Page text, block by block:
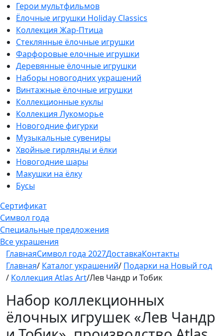
Герои мультфильмов
Ёлочные игрушки Holiday Classics
Коллекция Жар-Птица
Стеклянные ёлочные игрушки
Фарфоровые елочные игрушки
Деревянные ёлочные игрушки
Наборы новогодних украшений
Винтажные ёлочные игрушки
Коллекционные куклы
Коллекция Лукоморье
Новогодние фигурки
Музыкальные сувениры
Хвойные гирлянды и ёлки
Новогодние шары
Макушки на ёлку
Бусы
Сертификат
Символ года
Специальные предложения
Все украшения
ГлавнаяСимвол года 2027ДоставкаКонтакты
Главная/ Каталог украшений/ Подарки на Новый год
/ Коллекция Atlas Art/Лев Чандр и Тобик
Набор коллекционных
ёлочных игрушек «Лев Чандр